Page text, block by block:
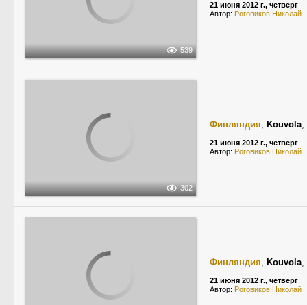
539
21 июня 2012 г., четверг
Автор: Роговиков Николай
302
Финляндия, Kouvola,
21 июня 2012 г., четверг
Автор: Роговиков Николай
Финляндия, Kouvola,
21 июня 2012 г., четверг
Автор: Роговиков Николай